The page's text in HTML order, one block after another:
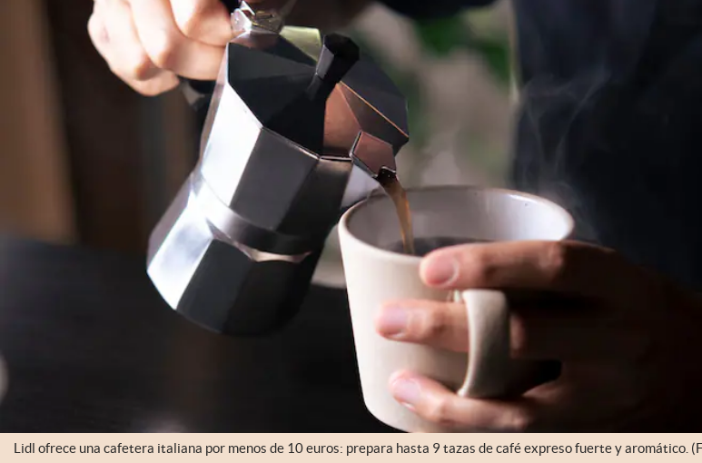
Lidl ofrece una cafetera italiana por menos de 10 euros: prepara hasta 9 tazas de café expreso fuerte y aromático.